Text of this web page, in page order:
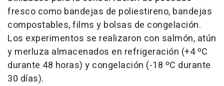
fresco como bandejas de poliestireno, bandejas
compostables, films y bolsas de congelación.
Los experimentos se realizaron con salmón, atún
y merluza almacenados en refrigeración (+4 ºC
durante 48 horas) y congelación (-18 ºC durante
30 días).